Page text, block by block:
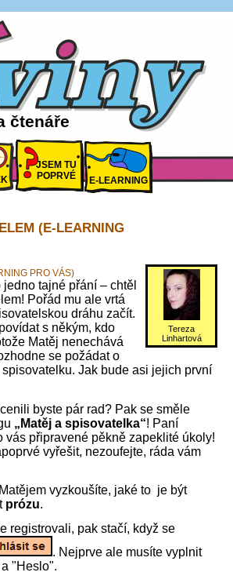
čtenáře
JSEM TU
POPRVÉ
E-LEARNING
(E-LEARNING
Tereza
Linhartová
PRO VÁS)
tajné přání – chtěl
Pořád mu ale vrtá
dráhu začít.
s někým, kdo
Matěj nenechává
se požádat o
Jak bude asi jejich první
byste pár rad? Pak se směle
„Matěj a spisovatelka“! Paní
vás připravené pěkně zapeklité úkoly!
vyřešit, nezoufejte, ráda vám
vyzkoušíte, jaké to je být
prózu.
registrovali, pak stačí, když se
. Nejprve ale musíte vyplnit
"Heslo".